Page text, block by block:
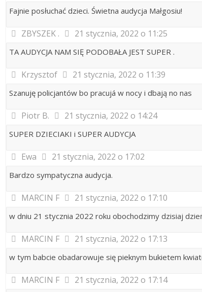
Fajnie posłuchać dzieci. Świetna audycja Małgosiu!
ZBYSZEK . 21 stycznia, 2022 o 11:25
TA AUDYCJA NAM SIĘ PODOBAŁA JEST SUPER .
Krzysztof 21 stycznia, 2022 o 11:39
Szanuję policjantów bo pracujá w nocy i dbają no nas
Piotr B. 21 stycznia, 2022 o 14:24
SUPER DZIECIAKI i SUPER AUDYCJA
Ewa 21 stycznia, 2022 o 17:02
Bardzo sympatyczna audycja.
MARCIN F 21 stycznia, 2022 o 17:10
w dniu 21 stycznia 2022 roku obochodzimy dzisiaj
MARCIN F 21 stycznia, 2022 o 17:13
w tym babcie obadarowuje się pieknym bukietem
MARCIN F 21 stycznia, 2022 o 17:14